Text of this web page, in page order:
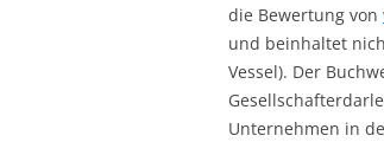
die Bewertung von
und beinhaltet
Vessel). Der
Unternehmen in